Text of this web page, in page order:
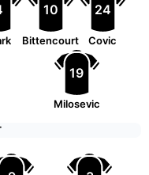
10
Bittencourt
24
Covic
19
Milosevic